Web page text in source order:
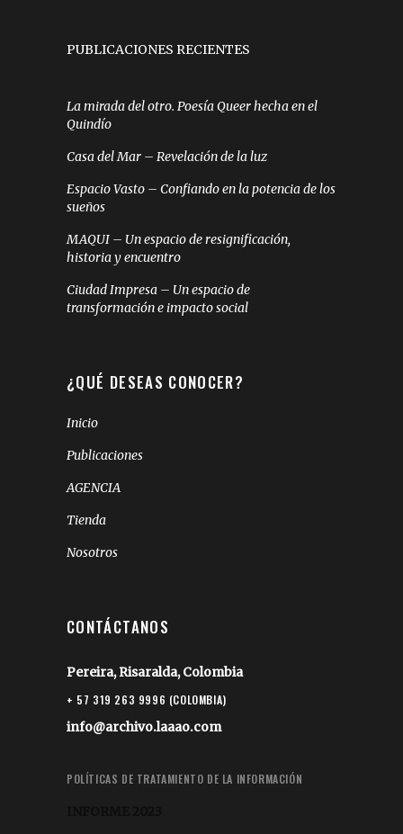
PUBLICACIONES RECIENTES
La mirada del otro. Poesía Queer hecha en el
Quindío
Casa del Mar – Revelación de la luz
Espacio Vasto – Confiando en la potencia de los
sueños
MAQUI – Un espacio de resignificación,
historia y encuentro
Ciudad Impresa – Un espacio de
transformación e impacto social
¿QUÉ DESEAS CONOCER?
Inicio
Publicaciones
AGENCIA
Tienda
Nosotros
CONTÁCTANOS
Pereira, Risaralda, Colombia
+ 57 319 263 9996 (COLOMBIA)
info@archivo.laaao.com
POLÍTICAS DE TRATAMIENTO DE LA INFORMACIÓN